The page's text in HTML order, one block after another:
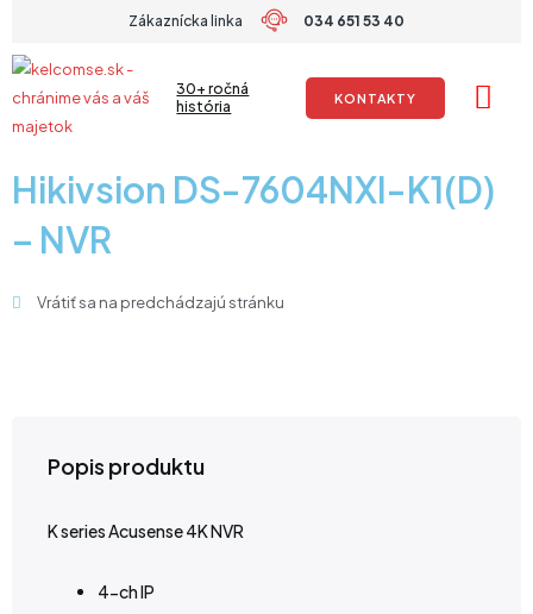
obsah
Zákaznícka linka 034 651 53 40
30+ ročná
história
KONTAKTY
Hikivsion DS-7604NXI-K1(D)
– NVR
Vrátiť sa na predchádzajú stránku
Popis produktu
K series Acusense 4K NVR
4-ch IP